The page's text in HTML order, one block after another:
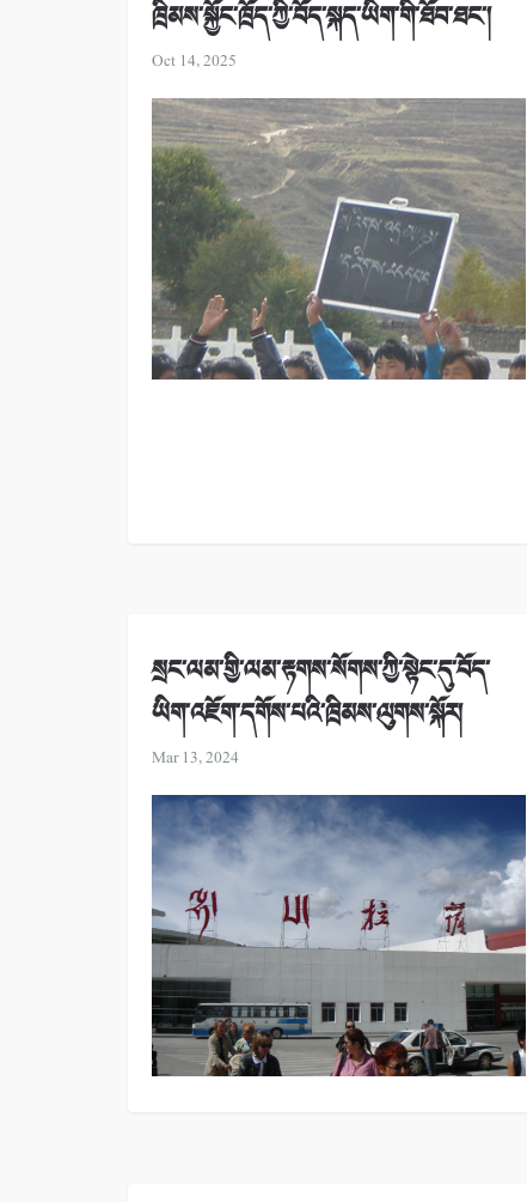
ཁྲིམས་སྐྱོང་ཁྲོད་ཀྱི་བོད་སྐད་ཡིག་གི་ཐོབ་ཐང་།
Oct 14, 2025
སྲང་ལམ་གྱི་ལམ་རྟགས་སོགས་ཀྱི་སྟེང་དུ་བོད་
ཡིག་འཇོག་དགོས་པའི་ཁྲིམས་ལུགས་སྐོར།
Mar 13, 2024